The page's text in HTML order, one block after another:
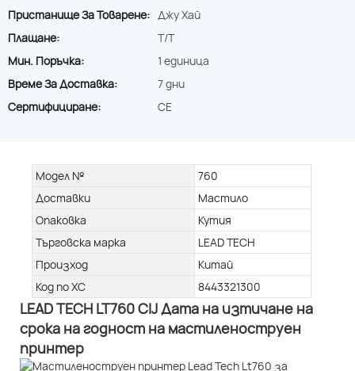
Пристанище За Товарене: Джу Хай
Плащане:
T/T
Мин. Поръчка:
1 единица
Време За Доставка:
7 дни
Сертифициране:
CE
Модел №
760
Доставки
Мастило
Опаковка
Кутия
Търговска марка
LEAD TECH
Произход
Китай
Код по ХС
8443321300
LEAD TECH LT760 CIJ Дата на изтичане на
срока на годност на мастиленоструен
принтер